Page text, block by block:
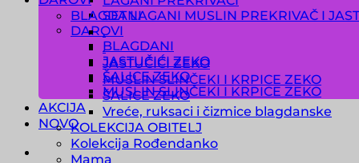
SET LAGANI MUSLIN PREKRIVAČ I
DAROVI
BLAGDANI
JASTUČIĆI ZEKO
ŠALICE ZEKO
MUSLIN SLINČEKI I KRPICE ZEKO
AKCIJA
NOVO
BLAGDANI
.
.
JASTUČIĆI ZEKO
MUSLIN SLINČEKI I KRPICE ZEKO
ŠALICE ZEKO
Vreće, ruksaci i čizmice blagdanske
KOLEKCIJA OBITELJ
Kolekcija Rođendanko
Mama